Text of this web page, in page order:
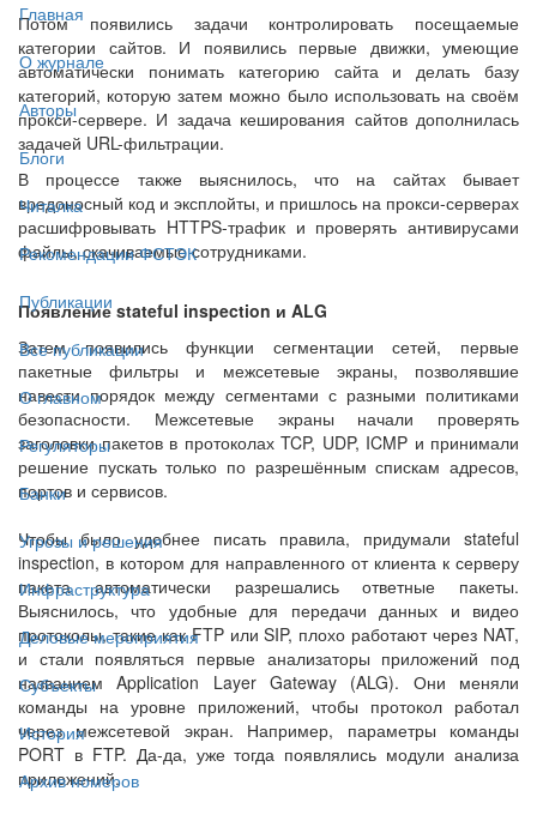
Главная
О журнале
Авторы
Блоги
Читалка
Рекомендации ФСТЭК
Публикации
Все публикации
О главном
Регуляторы
Банки
Угрозы и решения
Инфраструктура
Деловые мероприятия
Субъекты
История
Архив номеров
Потом появились задачи контролировать посещаемые
категории сайтов. И появились первые движки, умеющие
автоматически понимать категорию сайта и делать базу
категорий, которую затем можно было использовать на своём
прокси-сервере. И задача кеширования сайтов дополнилась
задачей URL-фильтрации.
В процессе также выяснилось, что на сайтах бывает
вредоносный код и эксплойты, и пришлось на прокси-серверах
расшифровывать HTTPS-трафик и проверять антивирусами
файлы, скачиваемые сотрудниками.
Появление stateful inspection и ALG
Затем появились функции сегментации сетей, первые
пакетные фильтры и межсетевые экраны, позволявшие
навести порядок между сегментами с разными политиками
безопасности. Межсетевые экраны начали проверять
заголовки пакетов в протоколах TCP, UDP, ICMP и принимали
решение пускать только по разрешённым спискам адресов,
портов и сервисов.
Чтобы было удобнее писать правила, придумали stateful
inspection, в котором для направленного от клиента к серверу
пакета автоматически разрешались ответные пакеты.
Выяснилось, что удобные для передачи данных и видео
протоколы, такие как FTP или SIP, плохо работают через NAT,
и стали появляться первые анализаторы приложений под
названием Application Layer Gateway (ALG). Они меняли
команды на уровне приложений, чтобы протокол работал
через межсетевой экран. Например, параметры команды
PORT в FTP. Да-да, уже тогда появлялись модули анализа
приложений.